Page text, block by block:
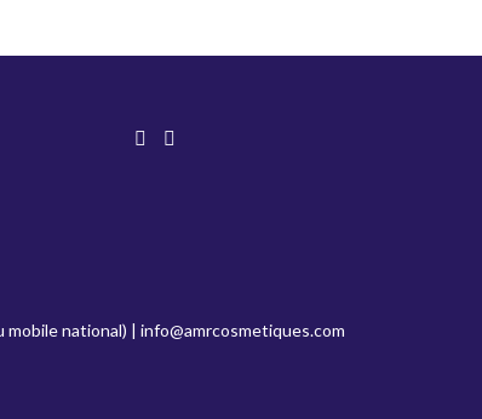
mobile national) | info@amrcosmetiques.com